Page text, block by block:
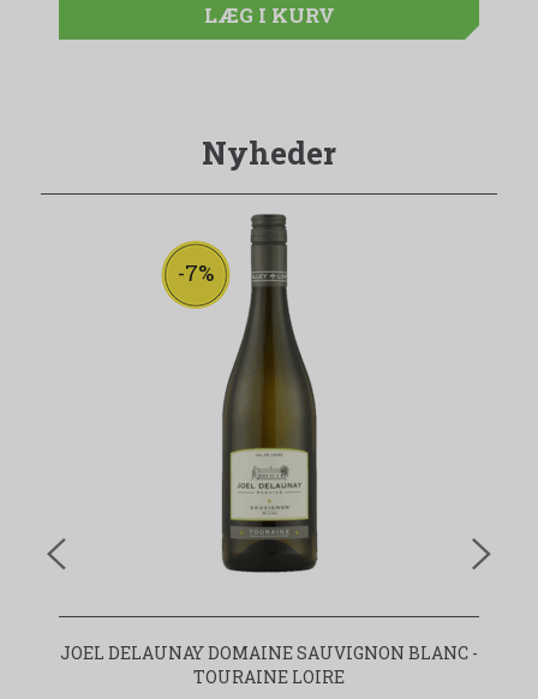
LÆG I KURV
Nyheder
-7%
JOEL DELAUNAY DOMAINE SAUVIGNON BLANC -
TOURAINE LOIRE